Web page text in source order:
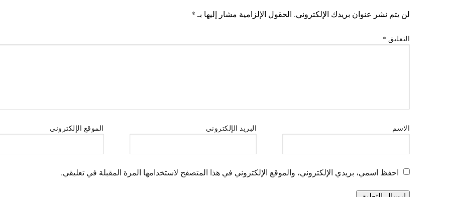
لن يتم نشر عنوان بريدك الإلكتروني. الحقول الإلزامية مشار إليها بـ*
التعليق *
الاسم البريد الإلكتروني الموقع الإلكتروني
احفظ اسمي، بريدي الإلكتروني، والموقع الإلكتروني في هذا المتصفح لاستخدامها المرة المقبلة في تعليقي.